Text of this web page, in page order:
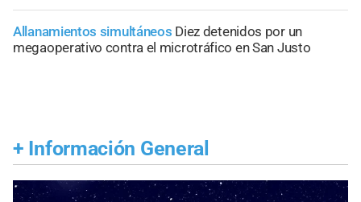
Allanamientos simultáneos Diez detenidos por un
megaoperativo contra el microtráfico en San Justo
+ Información General